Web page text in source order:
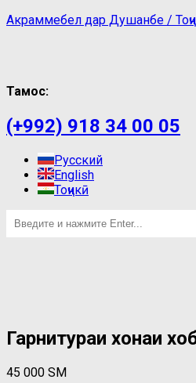
Акраммебел дар Душанбе /
Тамос:
(+992) 918 34 00 05
Русский
English
Тоҷикӣ
Гарнитураи хонаи
45 000 ЅМ